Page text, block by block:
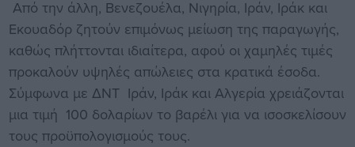
Από την άλλη, Βενεζουέλα, Νιγηρία, Ιράν, Ιράκ και
Εκουαδόρ ζητούν επιμόνως μείωση της παραγωγής,
καθώς πλήττονται ιδιαίτερα, αφού οι χαμηλές τιμές
προκαλούν υψηλές απώλειες στα κρατικά έσοδα.
Σύμφωνα με ΔΝΤ Ιράν, Ιράκ και Αλγερία χρειάζονται
μια τιμή 100 δολαρίων το βαρέλι για να ισοσκελίσουν
τους προϋπολογισμούς τους.